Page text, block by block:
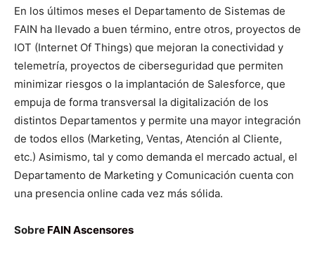
En los últimos meses el Departamento de Sistemas de
FAIN ha llevado a buen término, entre otros, proyectos de
IOT (Internet Of Things) que mejoran la conectividad y
telemetría, proyectos de ciberseguridad que permiten
minimizar riesgos o la implantación de Salesforce, que
empuja de forma transversal la digitalización de los
distintos Departamentos y permite una mayor integración
de todos ellos (Marketing, Ventas, Atención al Cliente,
etc.) Asimismo, tal y como demanda el mercado actual, el
Departamento de Marketing y Comunicación cuenta con
una presencia online cada vez más sólida.
Sobre FAIN Ascensores